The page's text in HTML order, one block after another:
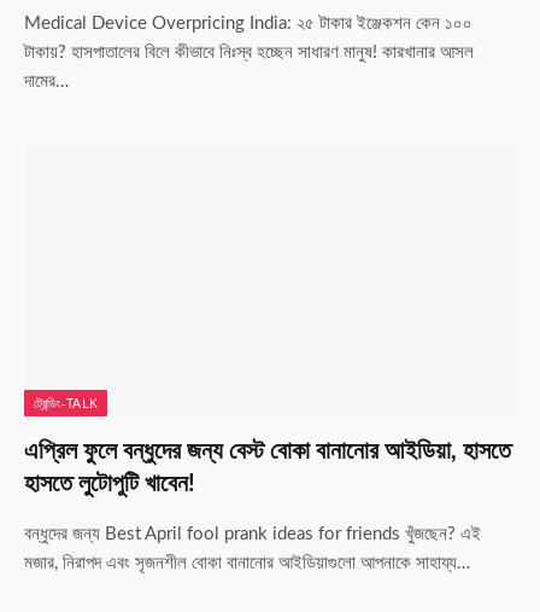
Medical Device Overpricing India: ২৫ টাকার ইঞ্জেকশন কেন ১০০
টাকায়? হাসপাতালের বিলে কীভাবে নিঃস্ব হচ্ছেন সাধারণ মানুষ! কারখানার আসল
দামের…
ট্রেন্ডিং-TALK
এপ্রিল ফুলে বন্ধুদের জন্য বেস্ট বোকা বানানোর আইডিয়া, হাসতে
হাসতে লুটোপুটি খাবেন!
বন্ধুদের জন্য Best April fool prank ideas for friends খুঁজছেন? এই
মজার, নিরাপদ এবং সৃজনশীল বোকা বানানোর আইডিয়াগুলো আপনাকে সাহায্য…